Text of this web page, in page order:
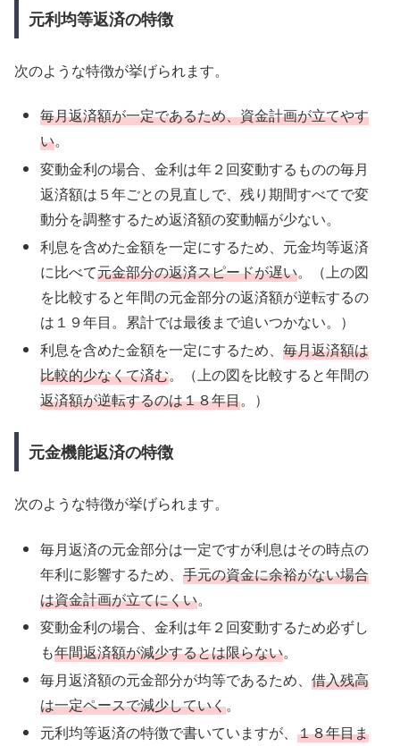
元利均等返済の特徴
次のような特徴が挙げられます。
毎月返済額が一定であるため、資金計画が立てやす
い。
変動金利の場合、金利は年２回変動するものの毎月
返済額は５年ごとの見直しで、残り期間すべてで変
動分を調整するため返済額の変動幅が少ない。
利息を含めた金額を一定にするため、元金均等返済
に比べて元金部分の返済スピードが遅い。（上の図
を比較すると年間の元金部分の返済額が逆転するの
は１９年目。累計では最後まで追いつかない。）
利息を含めた金額を一定にするため、毎月返済額は
比較的少なくて済む。（上の図を比較すると年間の
返済額が逆転するのは１８年目。）
元金機能返済の特徴
次のような特徴が挙げられます。
毎月返済の元金部分は一定ですが利息はその時点の
年利に影響するため、手元の資金に余裕がない場合
は資金計画が立てにくい。
変動金利の場合、金利は年２回変動するため必ずし
も年間返済額が減少するとは限らない。
毎月返済額の元金部分が均等であるため、借入残高
は一定ペースで減少していく。
元利均等返済の特徴で書いていますが、１８年目ま